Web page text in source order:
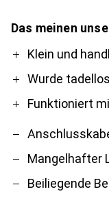
Das meinen
ProKlein und
Wurde
Funktioniert
Contra
Mangelhafter
Beiliegende